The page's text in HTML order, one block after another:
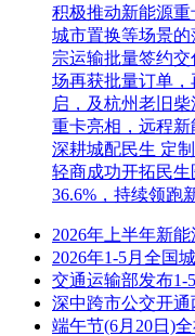
积极推动新能源重
城市置换等场景
宗运输批量签约
场再获批量订单
启，及杭州老旧
重卡亮相，远程
深耕城配民生 定
轻商成功开拓民
36.6%，持续领跑
2026年上半年新
2026年1-5月全国
交通运输部发布1-
深中跨市公交开
端午节(6月20日)